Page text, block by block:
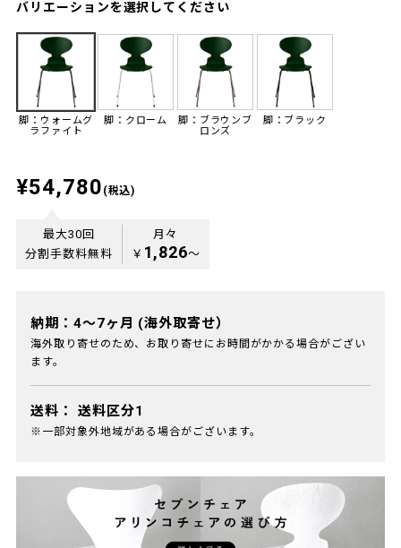
バリエーションを選択してください
脚：ウォームグ
ラファイト
脚：クローム
脚：ブラウンブ
ロンズ
脚：ブラック
¥54,780 (税込)
最大30回
分割手数料無料
月々
￥ 1,826〜
納期：4～7ヶ月 (海外取寄せ）
海外取り寄せのため、お取り寄せにお時間がかかる場合がござい
ます。
送料： 送料区分1
※一部対象外地域がある場合がございます。